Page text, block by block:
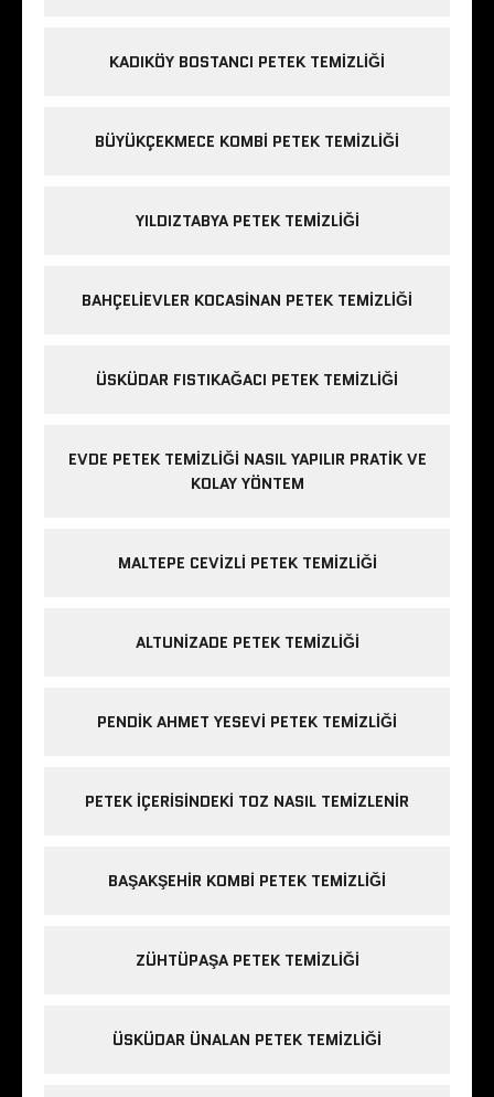
KADIKÖY BOSTANCI PETEK TEMIZLIĞI
BÜYÜKÇEKMECE KOMBI PETEK TEMIZLIĞI
YILDIZTABYA PETEK TEMIZLIĞI
BAHÇELIEVLER KOCASINAN PETEK TEMIZLIĞI
ÜSKÜDAR FISTIKAĞACI PETEK TEMIZLIĞI
EVDE PETEK TEMIZLIĞI NASIL YAPILIR PRATIK VE
KOLAY YÖNTEM
MALTEPE CEVIZLI PETEK TEMIZLIĞI
ALTUNIZADE PETEK TEMIZLIĞI
PENDIK AHMET YESEVI PETEK TEMIZLIĞI
PETEK IÇERISINDEKI TOZ NASIL TEMIZLENIR
BAŞAKŞEHIR KOMBI PETEK TEMIZLIĞI
ZÜHTÜPAŞA PETEK TEMIZLIĞI
ÜSKÜDAR ÜNALAN PETEK TEMIZLIĞI